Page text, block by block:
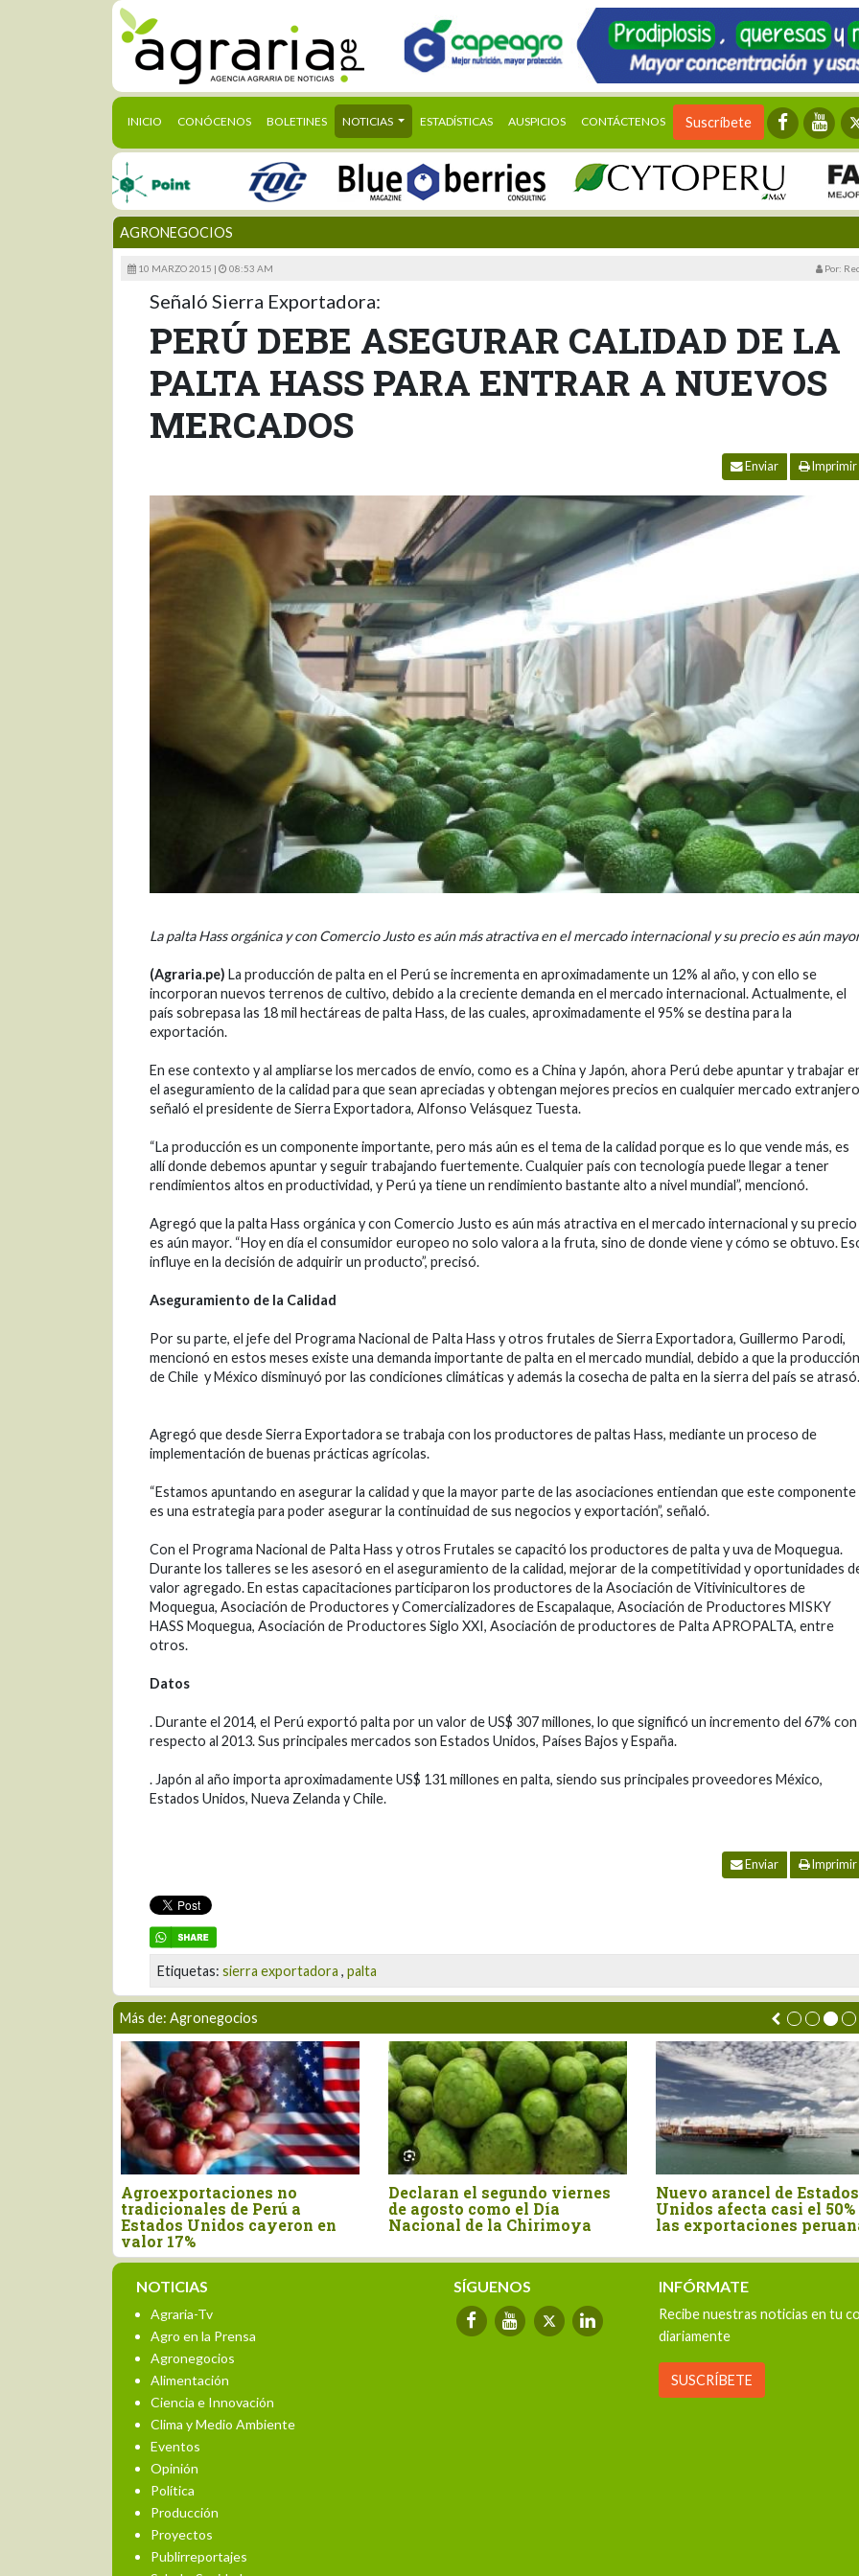
INICIO (CURRENT)
CONÓCENOS BOLETINES NOTICIAS ESTADÍSTICAS AUSPICIOS CONTÁCTENOS Suscríbete
AGRONEGOCIOS
10 MARZO 2015 | 08:53 AM Por:
Señaló Sierra Exportadora:
PERÚ DEBE ASEGURAR CALIDAD DE LA
PALTA HASS PARA ENTRAR A NUEVOS
MERCADOS
Enviar Imprimir
La palta Hass orgánica y con Comercio Justo es aún más atractiva en el mercado internacional y su precio es aún
(Agraria.pe) La producción de palta en el Perú se incrementa en aproximadamente un 12% al año, y con ello se
incorporan nuevos terrenos de cultivo, debido a la creciente demanda en el mercado internacional. Actualmente, el
país sobrepasa las 18 mil hectáreas de palta Hass, de las cuales, aproximadamente el 95% se destina para la
exportación.
En ese contexto y al ampliarse los mercados de envío, como es a China y Japón, ahora Perú debe apuntar y trabajar
el aseguramiento de la calidad para que sean apreciadas y obtengan mejores precios en cualquier mercado
señaló el presidente de Sierra Exportadora, Alfonso Velásquez Tuesta.
“La producción es un componente importante, pero más aún es el tema de la calidad porque es lo que vende más, es
allí donde debemos apuntar y seguir trabajando fuertemente. Cualquier país con tecnología puede llegar a tener
rendimientos altos en productividad, y Perú ya tiene un rendimiento bastante alto a nivel mundial”, mencionó.
Agregó que la palta Hass orgánica y con Comercio Justo es aún más atractiva en el mercado internacional y su precio
es aún mayor. “Hoy en día el consumidor europeo no solo valora a la fruta, sino de donde viene y cómo se obtuvo.
influye en la decisión de adquirir un producto”, precisó.
Aseguramiento de la Calidad
Por su parte, el jefe del Programa Nacional de Palta Hass y otros frutales de Sierra Exportadora, Guillermo Parodi,
mencionó en estos meses existe una demanda importante de palta en el mercado mundial, debido a que la producción
de Chile y México disminuyó por las condiciones climáticas y además la cosecha de palta en la sierra del país se atrasó.
Agregó que desde Sierra Exportadora se trabaja con los productores de paltas Hass, mediante un proceso de
implementación de buenas prácticas agrícolas.
“Estamos apuntando en asegurar la calidad y que la mayor parte de las asociaciones entiendan que este componente
es una estrategia para poder asegurar la continuidad de sus negocios y exportación”, señaló.
Con el Programa Nacional de Palta Hass y otros Frutales se capacitó los productores de palta y uva de Moquegua.
Durante los talleres se les asesoró en el aseguramiento de la calidad, mejorar de la competitividad y oportunidades
valor agregado. En estas capacitaciones participaron los productores de la Asociación de Vitivinicultores de
Moquegua, Asociación de Productores y Comercializadores de Escapalaque, Asociación de Productores MISKY
HASS Moquegua, Asociación de Productores Siglo XXI, Asociación de productores de Palta APROPALTA, entre
otros.
Datos
. Durante el 2014, el Perú exportó palta por un valor de US$ 307 millones, lo que significó un incremento del 67% con
respecto al 2013. Sus principales mercados son Estados Unidos, Países Bajos y España.
. Japón al año importa aproximadamente US$ 131 millones en palta, siendo sus principales proveedores México,
Estados Unidos, Nueva Zelanda y Chile.
Enviar Imprimir
Etiquetas: sierra exportadora , palta
Más de: Agronegocios
Nuevo arancel de Estados
Unidos afecta casi el 50% de
las exportaciones peruanas
Perú importó canela entera
por US$ 15.4 millones en el
primer semestre del año
La castaña amazónica, el
fruto que demuestra que el
bosque en pie también
NOTICIAS
Agraria-Tv
Agro en la Prensa
Agronegocios
Alimentación
Ciencia e Innovación
Clima y Medio Ambiente
Eventos
Opinión
Política
Producción
Proyectos
Publirreportajes
SÍGUENOS INFÓRMATE
Recibe nuestras noticias en tu
diariamente
SUSCRÍBETE